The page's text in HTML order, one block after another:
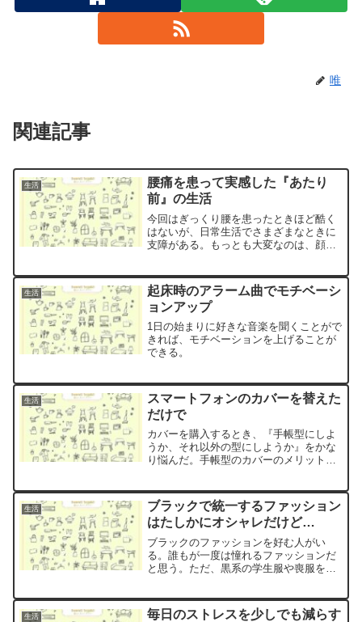
唯
関連記事
生活
腰痛を患って実感した『あたり
前』の生活
今回はぎっくり腰を患ったときほど酷く
はないが、日常生活でさまざまなときに
支障がある。もっとも大変なのは、顔や
適正な体勢にならない。
生活
起床時のアラーム曲でモチベーシ
ョンアップ
1日の始まりに好きな音楽を聞くことがで
きれば、モチベーションを上げることが
できる。
生活
スマートフォンのカバーを替えた
だけで
カバーを購入するとき、『手帳型にしよ
うか、それ以外の型にしようか』をかな
り悩んだ。手帳型のカバーのメリット
枚入れている。もう1つのメリットは、ス
マートフォンで動画を見るときに立てる
ことができること。
生活
ブラックで統一するファッション
はたしかにオシャレだけど…
ブラックのファッションを好む人がい
る。誰もが一度は憧れるファッションだ
と思う。ただ、黒系の学生服や喪服をは
い。
生活
毎日のストレスを少しでも減らす